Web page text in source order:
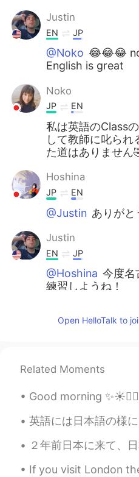
Justin
EN JP
@Noko 😂😂😂
English is great
Noko
JP EN
私は英語のClass
して教師に叱ら
た道はありません
Hoshina
JP EN
@Justin ありがと
Justin
EN JP
@Hoshina 今度名
練習しようね！
JP
Hoshina
ほしい〜すごく分
Janer
Open HelloTalk to
Related Moments
Good morning ✨☀️🚴‍♀️ It's another lovely day,
英語には日本語の様に明確な敬語のシステムはありませんが、やっぱり丁寧に喋る方が感じがいいし、相手も
２年前日本に来て、日本語を勉強し始めたとき、1枚ずっ100個の漢字を紙に書いて、部屋の壁に貼っ
If you visit London the The Tower A Guoman Hotel